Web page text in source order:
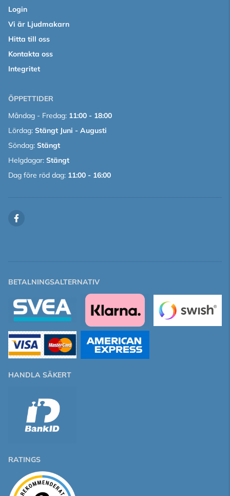
Login
Vi är Ljudmakarn
Hitta till oss
Kontakta oss
Integritet
ÖPPETTIDER
Måndag - Fredag: 11:00 - 18:00
Lördag: Stängt Juni - Augusti
Söndag: Stängt
Helgdagar: Stängt
Dag före röd dag: 11:00 - 16:00
BETALNINGSALTERNATIV
HANDLA SÄKERT
RATINGS